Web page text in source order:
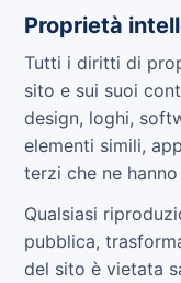
Proprietà
Tutti i diritti di
sito e sui suoi
design, loghi,
elementi simili,
terzi che ne
Qualsiasi
pubblica,
del sito è vietata